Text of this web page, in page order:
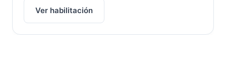
Ver habilitación